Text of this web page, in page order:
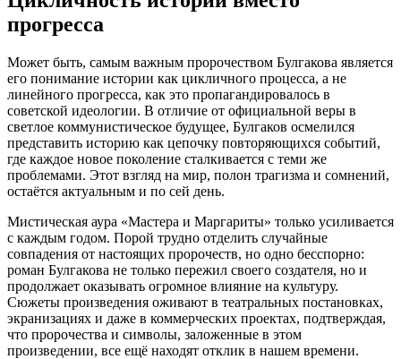
прогресса
Может быть, самым важным пророчеством Булгакова является
его понимание истории как цикличного процесса, а не
линейного прогресса, как это пропагандировалось в
советской идеологии. В отличие от официальной веры в
светлое коммунистическое будущее, Булгаков осмелился
представить историю как цепочку повторяющихся событий,
где каждое новое поколение сталкивается с теми же
проблемами. Этот взгляд на мир, полон трагизма и сомнений,
остаётся актуальным и по сей день.
Мистическая аура «Мастера и Маргариты» только усиливается
с каждым годом. Порой трудно отделить случайные
совпадения от настоящих пророчеств, но одно бесспорно:
роман Булгакова не только пережил своего создателя, но и
продолжает оказывать огромное влияние на культуру.
Сюжеты произведения оживают в театральных постановках,
экранизациях и даже в коммерческих проектах, подтверждая,
что пророчества и символы, заложенные в этом
произведении, все ещё находят отклик в нашем времени.